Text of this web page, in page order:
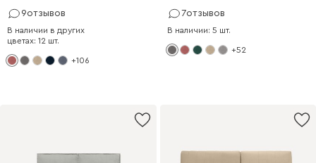
9отзывов
В наличии в других
цветах: 12 шт.
+106
7отзывов
В наличии: 5 шт.
+52